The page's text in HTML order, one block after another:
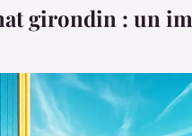
girondin : un